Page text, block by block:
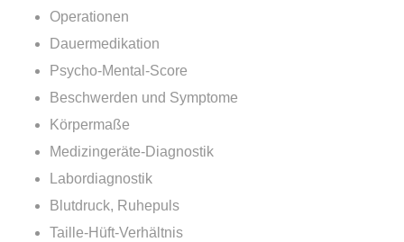
Operationen
Dauermedikation
Psycho-Mental-Score
Beschwerden und Symptome
Körpermaße
Medizingeräte-Diagnostik
Labordiagnostik
Blutdruck, Ruhepuls
Taille-Hüft-Verhältnis